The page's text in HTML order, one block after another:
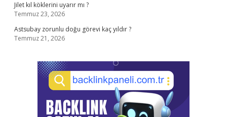
Jilet kıl köklerini uyarır mı ?
Temmuz 23, 2026
Astsubay zorunlu doğu görevi kaç yıldır ?
Temmuz 21, 2026